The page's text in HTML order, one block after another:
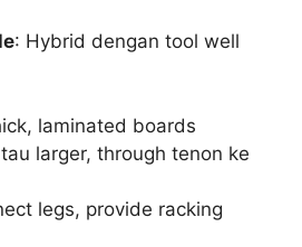
: Hybrid dengan tool well
laminated boards
larger, through tenon ke
legs, provide racking